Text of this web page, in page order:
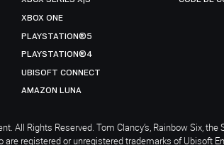
XBOX ONE
PLAYSTATION®5
PLAYSTATION®4
UBISOFT CONNECT
AMAZON LUNA
All Rights Reserved. Tom Clancy’s, Rainbow Six, the
are registered or unregistered trademarks of Ubisoft